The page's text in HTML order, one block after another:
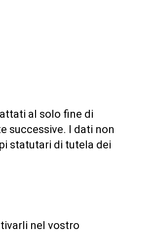
al solo fine di
successive. I dati non
statutari di tutela dei
nel vostro